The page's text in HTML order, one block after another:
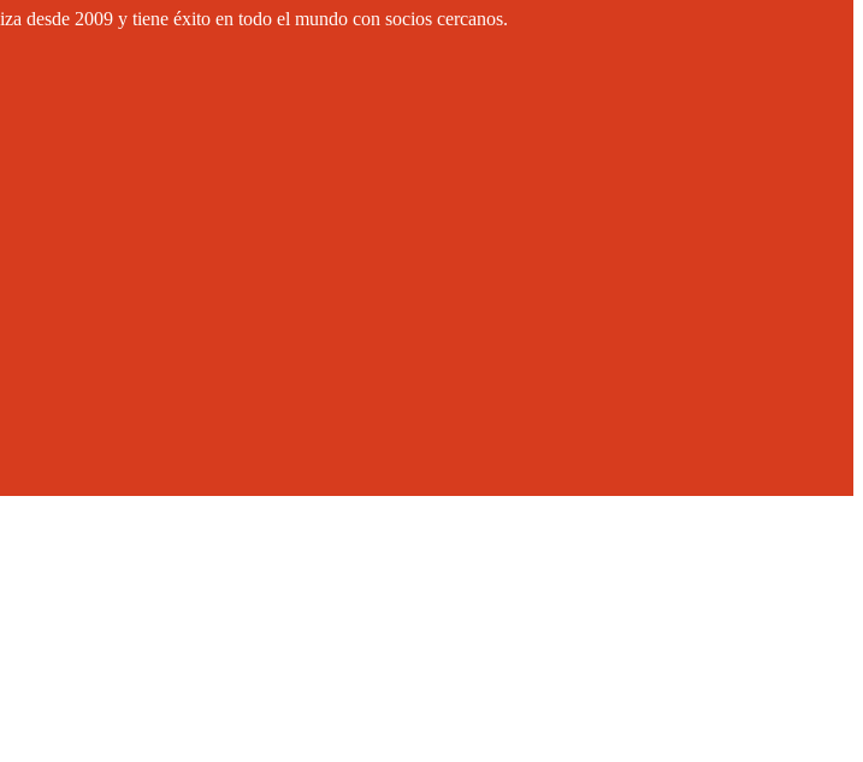
desde 2009 y tiene éxito en todo el mundo con socios cercanos.